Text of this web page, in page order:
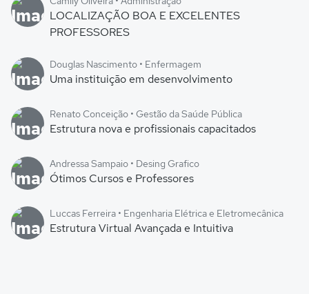
LOCALIZAÇÃO BOA E EXCELENTES
PROFESSORES
Douglas Nascimento • Enfermagem
Uma instituição em desenvolvimento
Renato Conceição • Gestão da Saúde Pública
Estrutura nova e profissionais capacitados
Andressa Sampaio • Desing Grafico
Ótimos Cursos e Professores
Luccas Ferreira • Engenharia Elétrica e Eletromecânica
Estrutura Virtual Avançada e Intuitiva